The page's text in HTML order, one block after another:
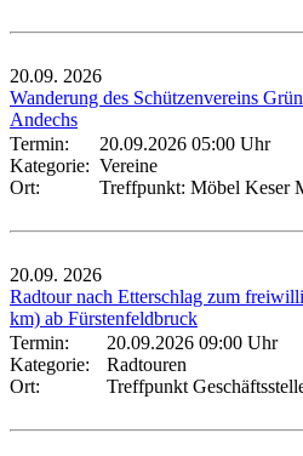
20.09. 2026
Wanderung des Schützenvereins
Andechs
Termin:
20.09.2026 05:00 Uhr
Kategorie: Vereine
Ort:
Treffpunkt: Möbel Keser
20.09. 2026
Radtour nach Etterschlag zum
km) ab Fürstenfeldbruck
Termin:
20.09.2026 09:00 Uhr
Kategorie:
Radtouren
Ort:
Treffpunkt